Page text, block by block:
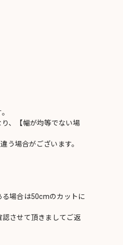
、【幅が均等でない場
う場合がございます。
場合は50cmのカットに
させて頂きましてご返